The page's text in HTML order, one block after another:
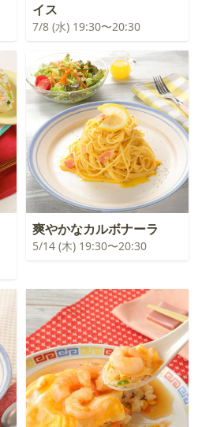
イス
7/8 (水) 19:30〜20:30
爽やかなカルボナーラ
5/14 (木) 19:30〜20:30